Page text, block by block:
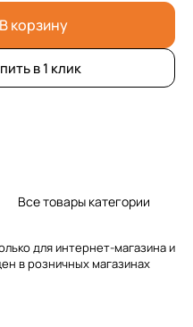
В корзину
в 1 клик
Все товары категории
для интернет-магазина и
в розничных магазинах